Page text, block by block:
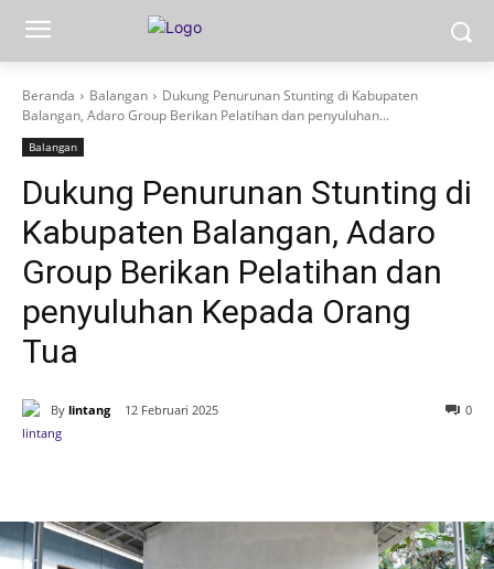
Beranda Balangan
Dukung Penurunan Stunting di Kabupaten
Balangan, Adaro Group Berikan Pelatihan dan penyuluhan...
Balangan
Dukung Penurunan Stunting di
Kabupaten Balangan, Adaro
Group Berikan Pelatihan dan
penyuluhan Kepada Orang
Tua
By lintang 12 Februari 2025 0